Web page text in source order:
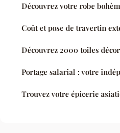
Découvrez votre robe
Coût et pose de travertin
Découvrez 2000 toiles
Portage salarial : votre
Trouvez votre épicerie